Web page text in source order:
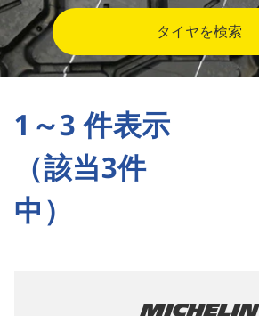
タイヤを検索
1～3 件表示
（該当3件
中）
Michelin